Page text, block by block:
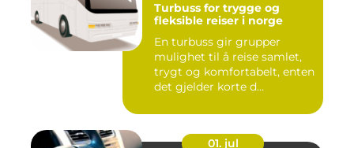
Turbuss for trygge og
fleksible reiser i norge
En turbuss gir grupper
mulighet til å reise samlet,
trygt og komfortabelt, enten
det gjelder korte d...
01. jul